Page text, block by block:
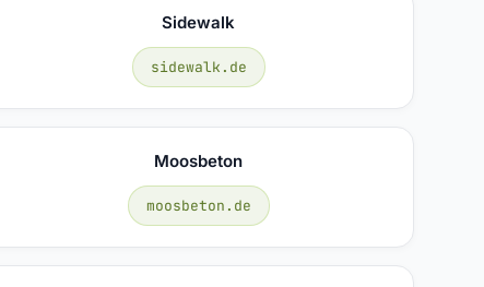
Sidewalk
sidewalk.de
Moosbeton
moosbeton.de